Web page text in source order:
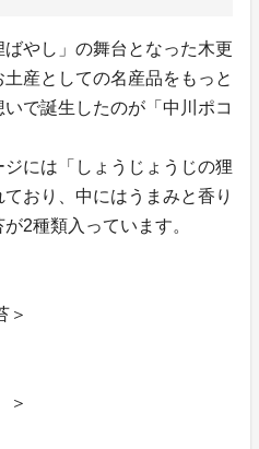
やし」の舞台となった木更
産としての名産品をもっと
で誕生したのが「中川ポコ
には「しょうじょうじの狸
おり、中にはうまみと香り
2種類入っています。
＞
＞